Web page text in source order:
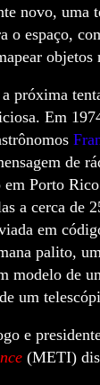
novo, uma
o espaço,
objetos
próxima
Em
de
Porto
a cerca de
em
palito,
modelo de
um
e
(METI)